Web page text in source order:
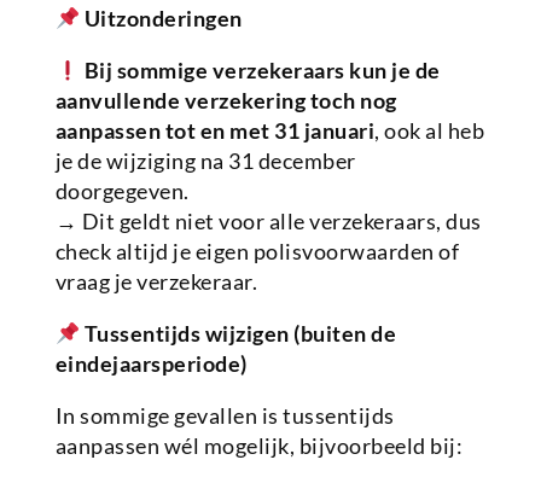
Uitzonderingen
Bij sommige verzekeraars kun je de
aanvullende verzekering toch nog
aanpassen tot en met 31 januari, ook al heb
je de wijziging na 31 december
doorgegeven.
→ Dit geldt niet voor alle verzekeraars, dus
check altijd je eigen polisvoorwaarden of
vraag je verzekeraar.
Tussentijds wijzigen (buiten de
eindejaarsperiode)
In sommige gevallen is tussentijds
aanpassen wél mogelijk, bijvoorbeeld bij: